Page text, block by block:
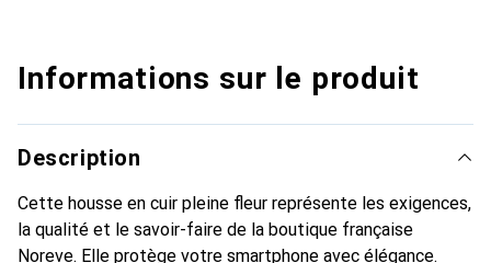
Informations sur le produit
Description
Cette housse en cuir pleine fleur représente les exigences,
la qualité et le savoir-faire de la boutique française
Noreve. Elle protège votre smartphone avec élégance.